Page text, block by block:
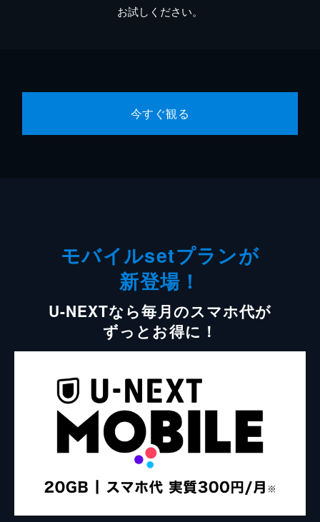
お試しください。
今すぐ観る
モバイルsetプランが
新登場！
U-NEXTなら毎月のスマホ代が
ずっとお得に！